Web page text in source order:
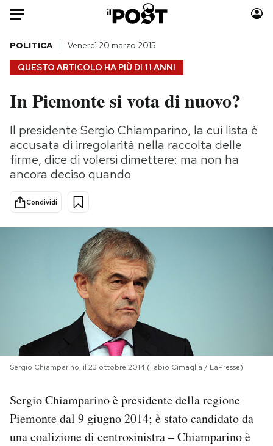
Auto
HOME
Italia
Politica
Tecnologia
Internet
Scienza
Cultura
Economia
Moda
Consumismi
Storie/Idee
Altrecose
NEWSLETTER
SHOP
QUESTO ARTICOLO HA PIÙ DI 11 ANNI
POLITICA Venerdì 20 marzo 2015
In Piemonte si vota di nuovo?
Il presidente Sergio Chiamparino, la cui lista è
accusata di irregolarità nella raccolta delle
firme, dice di volersi dimettere: ma non ha
ancora deciso quando
Condividi
Sergio Chiamparino, il 23 ottobre 2014 (Fabio Cimaglia / LaPresse)
Sergio Chiamparino è presidente della regione
Piemonte dal 9 giugno 2014; è stato candidato da
una coalizione di centrosinistra – Chiamparino è